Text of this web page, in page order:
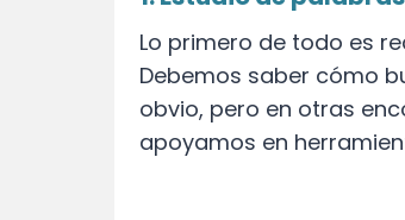
Lo primero de todo es
Debemos saber cómo
obvio, pero en otras
apoyamos en